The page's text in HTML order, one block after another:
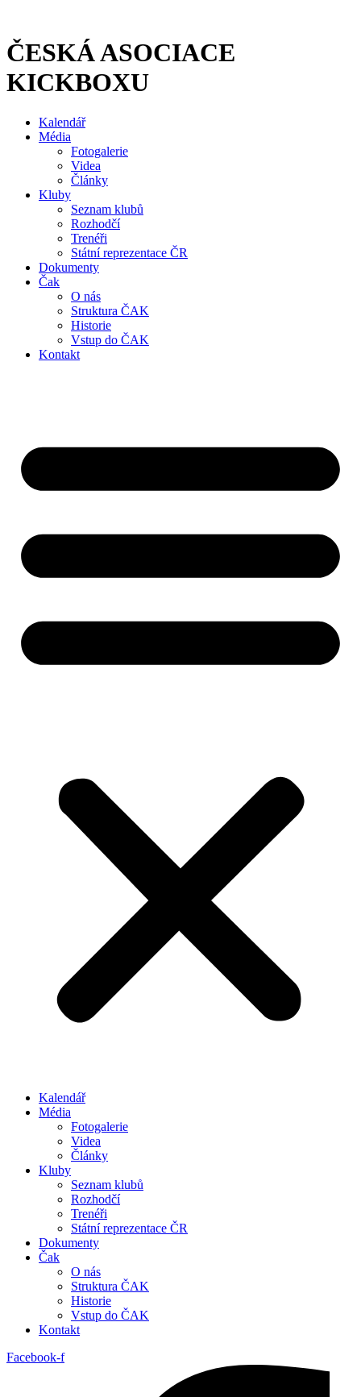
obsahu
ČESKÁ ASOCIACE
KICKBOXU
Kalendář
Média
Fotogalerie
Videa
Články
Kluby
Seznam klubů
Rozhodčí
Trenéři
Státní reprezentace ČR
Dokumenty
Čak
O nás
Struktura ČAK
Historie
Vstup do ČAK
Kontakt
Kalendář
Média
Fotogalerie
Videa
Články
Kluby
Seznam klubů
Rozhodčí
Trenéři
Státní reprezentace ČR
Dokumenty
Čak
O nás
Struktura ČAK
Historie
Vstup do ČAK
Kontakt
Facebook-f